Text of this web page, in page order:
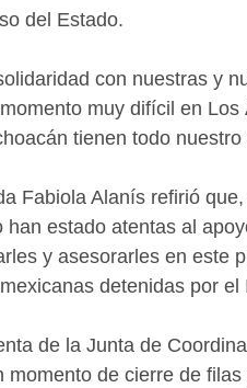
del Estado.
con nuestras y
muy difícil en
tienen todo
Fabiola Alanís refirió
han estado atentas al
y asesorarles en este
detenidas por el
de la Junta de
momento de cierre de